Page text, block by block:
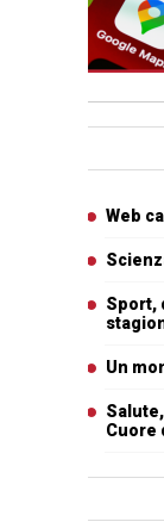
Web
Sport,
Un
Cuore